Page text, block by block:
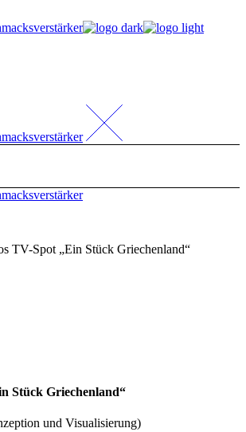
TV-Spot „Ein Stück Griechenland“
Stück Griechenland“
und Visualisierung)